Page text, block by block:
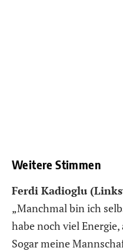
Weitere Stimmen
Ferdi Kadioglu
„Manchmal bin ich
habe noch viel
Sogar meine